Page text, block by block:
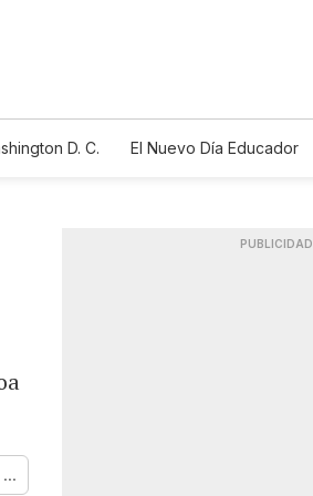
D. C.
El Nuevo Día Educador
...
PUBLICIDAD